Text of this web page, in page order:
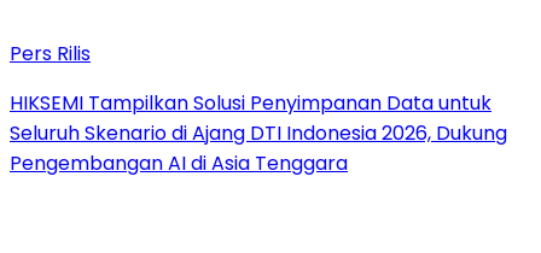
Pers Rilis
HIKSEMI Tampilkan Solusi Penyimpanan Data untuk
Seluruh Skenario di Ajang DTI Indonesia 2026, Dukung
Pengembangan AI di Asia Tenggara